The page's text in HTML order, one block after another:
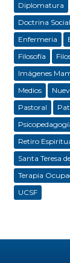
Diplomatura
Doctrina
Enfermeria
Filosofía
Imágenes
Medios
Pastoral
Retiro
Santa Teresa
Terapia
UCSF